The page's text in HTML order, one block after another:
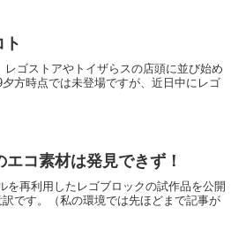
ゴストアやトイザらスの店頭に並び始め
方時点では未登場ですが、近日中にレゴ
コ素材は発見できず！
再利用したレゴブロックの試作品を公開
です。（私の環境では先ほどまで記事が